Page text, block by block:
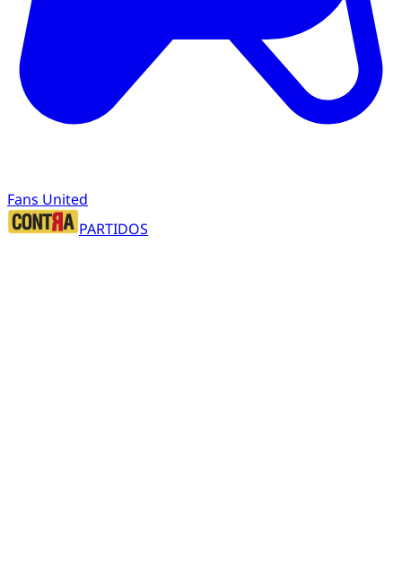
Fans United
PARTIDOS